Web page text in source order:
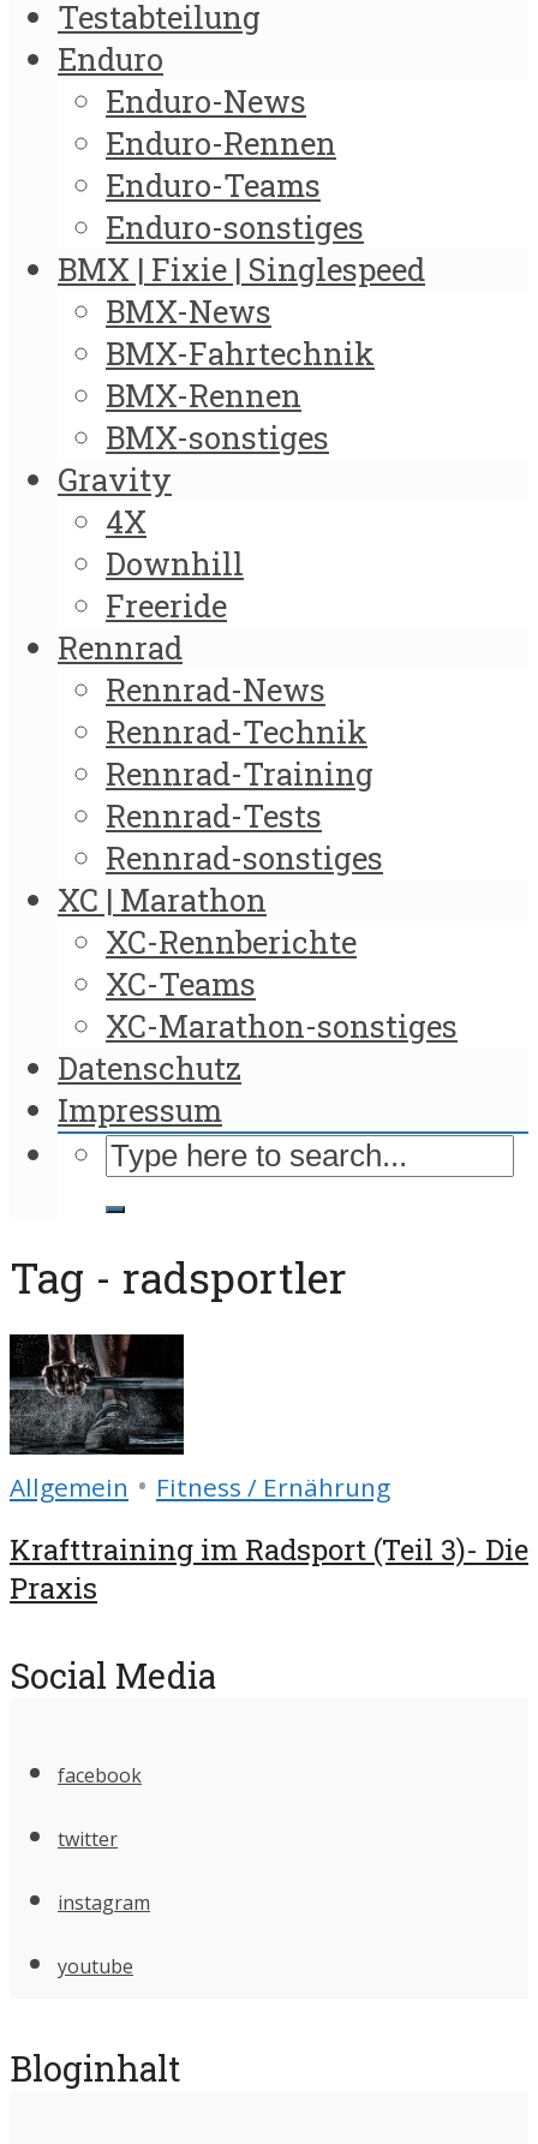
Testabteilung
Enduro
Enduro-News
Enduro-Rennen
Enduro-Teams
Enduro-sonstiges
BMX | Fixie | Singlespeed
BMX-News
BMX-Fahrtechnik
BMX-Rennen
BMX-sonstiges
Gravity
4X
Downhill
Freeride
Rennrad
Rennrad-News
Rennrad-Technik
Rennrad-Training
Rennrad-Tests
Rennrad-sonstiges
XC | Marathon
XC-Rennberichte
XC-Teams
XC-Marathon-sonstiges
Datenschutz
Impressum
Tag - radsportler
Allgemein • Fitness / Ernährung
Krafttraining im Radsport (Teil 3)- Die
Praxis
Social Media
facebook
twitter
instagram
youtube
Bloginhalt